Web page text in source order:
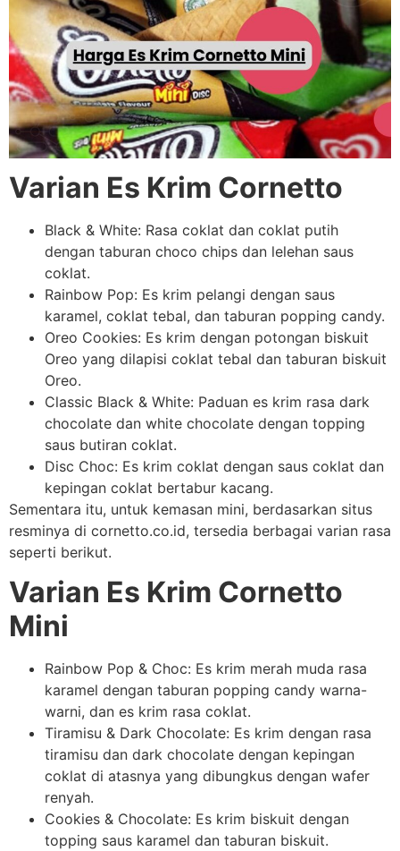
Varian Es Krim Cornetto
Black & White: Rasa coklat dan coklat putih
dengan taburan choco chips dan lelehan saus
coklat.
Rainbow Pop: Es krim pelangi dengan saus
karamel, coklat tebal, dan taburan popping candy.
Oreo Cookies: Es krim dengan potongan biskuit
Oreo yang dilapisi coklat tebal dan taburan biskuit
Oreo.
Classic Black & White: Paduan es krim rasa dark
chocolate dan white chocolate dengan topping
saus butiran coklat.
Disc Choc: Es krim coklat dengan saus coklat dan
kepingan coklat bertabur kacang.
Sementara itu, untuk kemasan mini, berdasarkan situs
resminya di cornetto.co.id, tersedia berbagai varian rasa
seperti berikut.
Varian Es Krim Cornetto
Mini
Rainbow Pop & Choc: Es krim merah muda rasa
karamel dengan taburan popping candy warna-
warni, dan es krim rasa coklat.
Tiramisu & Dark Chocolate: Es krim dengan rasa
tiramisu dan dark chocolate dengan kepingan
coklat di atasnya yang dibungkus dengan wafer
renyah.
Cookies & Chocolate: Es krim biskuit dengan
topping saus karamel dan taburan biskuit.